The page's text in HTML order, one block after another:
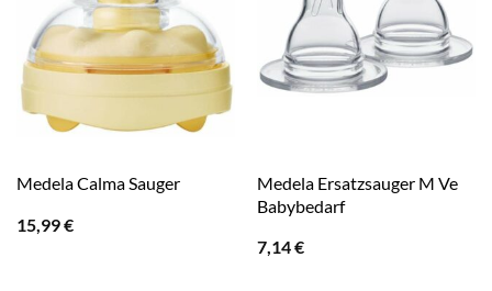
Medela Calma Sauger
15,99€
Medela Ersatzsauger M Ve
Babybedarf
7,14€